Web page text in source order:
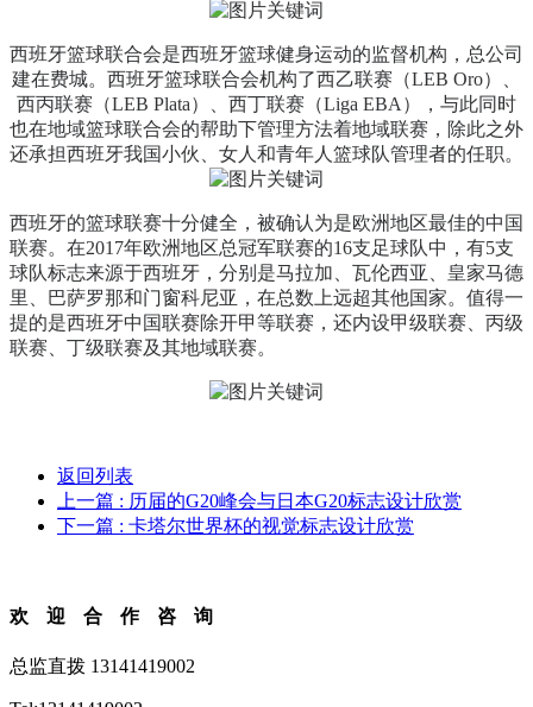
西班牙篮球联合会是西班牙篮球健身运动的监督机构，总公司
建在费城。西班牙篮球联合会机构了西乙联赛（LEB Oro）、
西丙联赛（LEB Plata）、西丁联赛（Liga EBA），与此同时
也在地域篮球联合会的帮助下管理方法着地域联赛，除此之外
还承担西班牙我国小伙、女人和青年人篮球队管理者的任职。
西班牙的篮球联赛十分健全，被确认为是欧洲地区最佳的中国
联赛。在2017年欧洲地区总冠军联赛的16支足球队中，有5支
球队标志来源于西班牙，分别是马拉加、瓦伦西亚、皇家马德
里、巴萨罗那和门窗科尼亚，在总数上远超其他国家。值得一
提的是西班牙中国联赛除开甲等联赛，还内设甲级联赛、丙级
联赛、丁级联赛及其地域联赛。
返回列表
上一篇 : 历届的G20峰会与日本G20标志设计欣赏
下一篇 : 卡塔尔世界杯的视觉标志设计欣赏
欢迎合作咨询
总监直拨 13141419002